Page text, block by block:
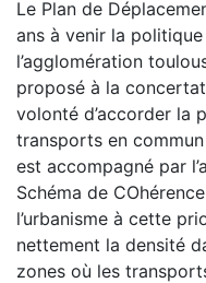
Le Plan de
ans à venir la
l’agglomération
proposé à la
volonté d’accorder la
transports en
est accompagné par
Schéma de
l’urbanisme à cette
nettement la densité
zones où les